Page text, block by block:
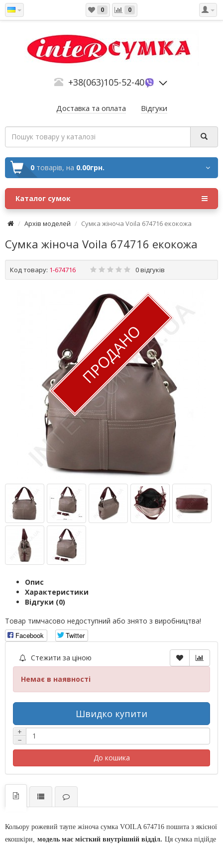
0 0
+38(063)105-52-40
Доставка та оплата Відгуки
0 товарів, на 0.00грн.
Каталог сумок
Архів моделей Сумка жіноча Voila 674716 екокожа
Сумка жіноча Voila 674716 екокожа
Код товару: 1-674716 0 відгуків
ПРОДАНО
Опис
Характеристики
Відгуки (0)
Товар тимчасово недоступний або знято з виробництва!
Facebook
Twitter
Стежити за ціною
Немає в наявності
Швидко купити
+
−
До кошика
Кольору рожевий таупе жіноча сумка VOILA 674716 пошита з якісної
екошкіри,
модель має місткий внутрішній відділ. Ця сумка підійде